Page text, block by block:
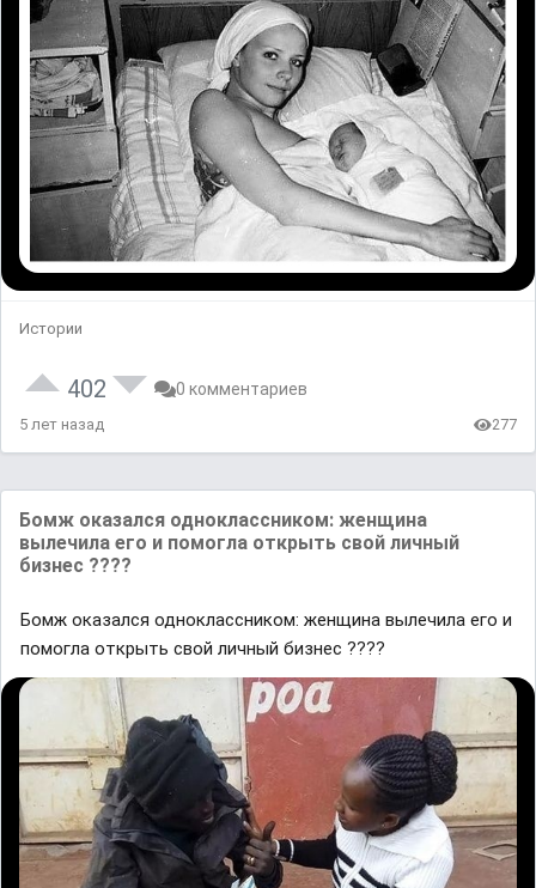
Истории
402 0 комментариев
5 лет назад 277
Бомж оказался одноклассником: женщина
вылечила его и помогла открыть свой личный
бизнес ????
Бомж оказался одноклассником: женщина вылечила его и
помогла открыть свой личный бизнес ????